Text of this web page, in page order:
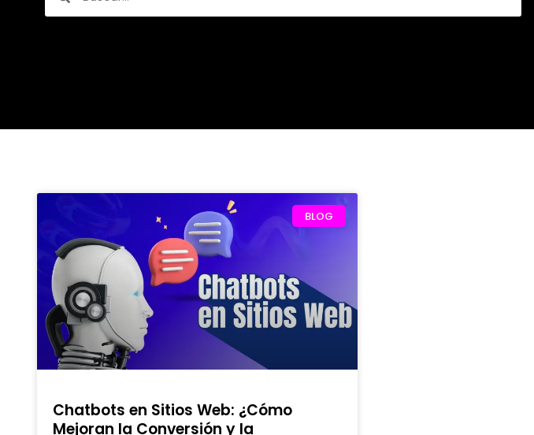
BLOG
Chatbots en Sitios Web: ¿Cómo
Mejoran la Conversión y la